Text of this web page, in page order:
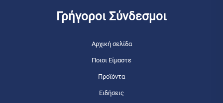
Γρήγοροι Σύνδεσμοι
Αρχική σελίδα
Ποιοι Είμαστε
Προϊόντα
Ειδήσεις